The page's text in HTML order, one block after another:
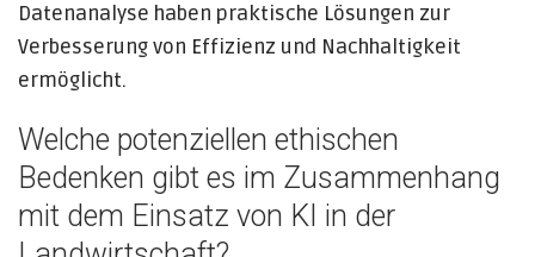
Datenanalyse haben praktische Lösungen zur
Verbesserung von Effizienz und Nachhaltigkeit
ermöglicht.
Welche potenziellen ethischen
Bedenken gibt es im Zusammenhang
mit dem Einsatz von KI in der